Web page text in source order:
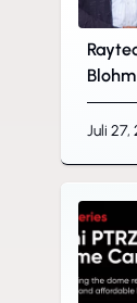
Blohm
Juli 27,